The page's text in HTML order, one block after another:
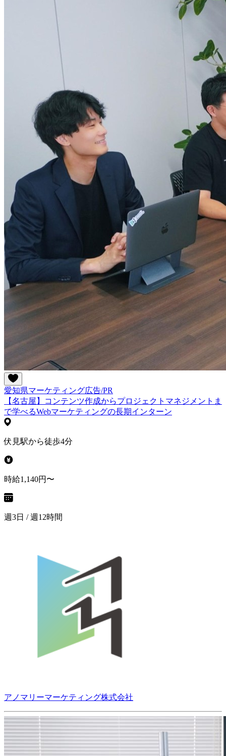
愛知県マーケティング広告/PR
【名古屋】コンテンツ作成からプロジェクトマネジメントま
で学べるWebマーケティングの長期インターン
伏見駅から徒歩4分
時給1,140円〜
週3日 / 週12時間
アノマリーマーケティング株式会社